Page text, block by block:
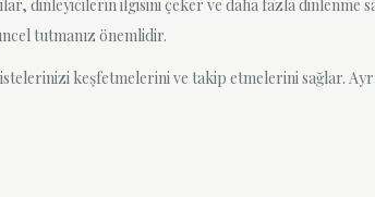
ilgisini çeker ve daha fazla dinlenme
tutmanız önemlidir.
keşfetmelerini ve takip etmelerini sağlar.